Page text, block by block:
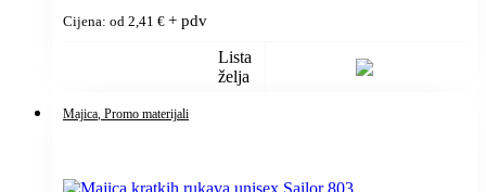
Cijena: od 2,41 € + pdv
Lista
želja
Majica, Promo materijali